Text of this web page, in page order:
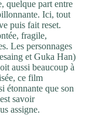
quelque part entre
Ici, tout
puis fait reset.
fragile,
Les personnages
et Guka Han)
aussi beaucoup à
ce film
étonnante que son
savoir
assigne.